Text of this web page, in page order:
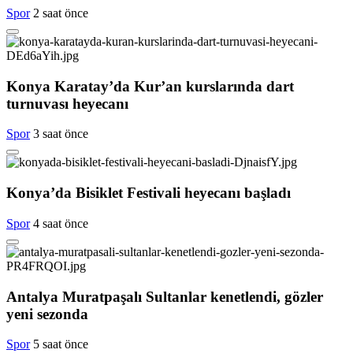
Spor 2 saat önce
Konya Karatay’da Kur’an kurslarında dart
turnuvası heyecanı
Spor 3 saat önce
Konya’da Bisiklet Festivali heyecanı başladı
Spor 4 saat önce
Antalya Muratpaşalı Sultanlar kenetlendi, gözler
yeni sezonda
Spor 5 saat önce